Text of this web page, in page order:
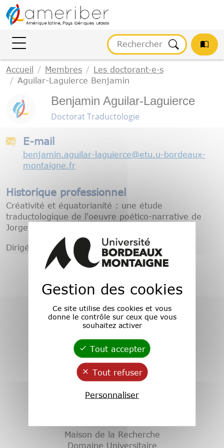
Accueil Membres
Les doctorant·e·s
Aguilar-Laguierce Benjamin
Benjamin Aguilar-Laguierce
Doctorat Traductologie
E-mail
benjamin.aguilar-laguierce@etu.u-bordeaux-
montaigne.fr
Historique professionnel
Créativité et équatorianité : une étude
traductologique de l'oeuvre poético-narrative de
Jorgenrique Adoum : en cours
Dirigé par Federico Bravo
Maison de la Recherche
Domaine Universitaire
Gestion des cookies
Gestion des cookies
Ce site utilise des cookies et vous
donne le contrôle sur ceux que vous
souhaitez activer
Tout accepter
Tout refuser
Personnaliser